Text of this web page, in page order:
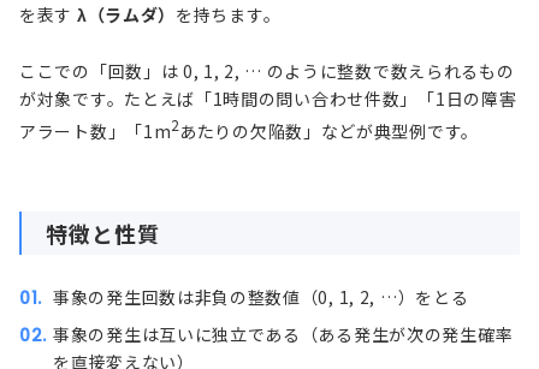
を表す λ（ラムダ） を持ちます。
ここでの「回数」は 0, 1, 2, … のように整数で数えられるもの
が対象です。たとえば「1時間の問い合わせ件数」「1日の障害
アラート数」「1m2あたりの欠陥数」などが典型例です。
特徴と性質
事象の発生回数は非負の整数値（0, 1, 2, …）をとる
事象の発生は互いに独立である（ある発生が次の発生確率
を直接変えない）